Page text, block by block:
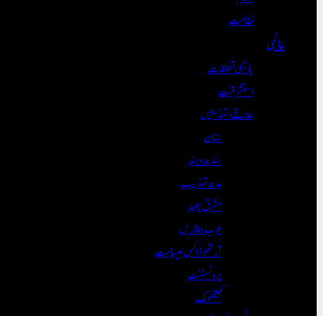
نظامت
عالمی
باہمی تعلقات
استشراقیت
علاقے و تہذیبیں
ستان
سندھ و ہند
بدھ تہذیب
مشرق بعید
عرب و فارس
آرتھوڈاکس عیسائیت
پروٹسٹنٹ
کیتھولک